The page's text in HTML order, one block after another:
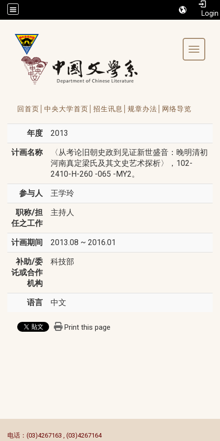
/accesskey"" title="Toolbar">:::
Toggle
回首页│ 中央大学首页│ 招生讯息│ 规章办法│ 网络导览
年度 2013
计画名称
〈从考论旧朝史政到见证新世盛音：晚明清初
河南真定梁氏及其文史艺术探析〉，102-
2410-H-260 -065 -MY2。
参与人 王学玲
职称/担
任之工作
主持人
计画期间 2013.08 ~ 2016.01
补助/委
讬或合作
机构
科技部
语言 中文
Print this page
电话：(03)4267163 , (03)4267164